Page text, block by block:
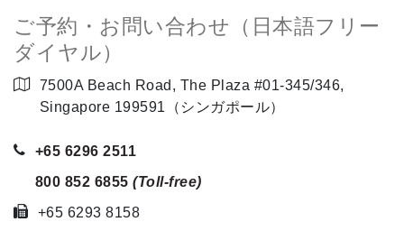
ご予約・お問い合わせ（日本語フリー
ダイヤル）
7500A Beach Road, The Plaza #01-345/346,
Singapore 199591（シンガポール）
+65 6296 2511
800 852 6855 (Toll-free)
+65 6293 8158